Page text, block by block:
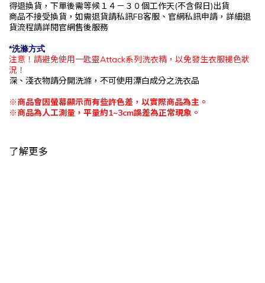
得退換貨，下單後需等候１４－３０個工作天(不含假日)出貨
商品不接受換貨，如需退貨請私訊FB客服、官網私訊申請，詳細退
貨流程請詳閱官網售後服務
*洗滌方式
注意！請避免使用一匙靈Attack系列洗衣精，以免發生衣服褪色狀
況！
深、淺衣物請分開洗滌，不可使用漂白成分之洗衣品
※商品會因螢幕顯示而有些許色差，以實際商品為主。
※商品為人工測量，平量約1~3cm誤差為正常現象。
了解更多